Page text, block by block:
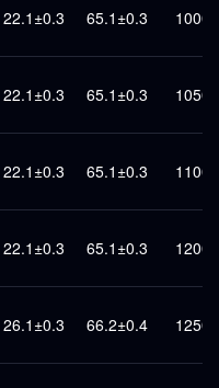
22.1±0.3 65.1±0.3 1000
22.1±0.3 65.1±0.3 1050
22.1±0.3 65.1±0.3 1100
22.1±0.3 65.1±0.3 1200
26.1±0.3 66.2±0.4 1250